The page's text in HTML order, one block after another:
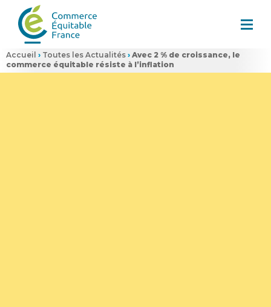
Accueil › Toutes les Actualités › Avec 2 % de croissance, le
commerce équitable résiste à l’inflation